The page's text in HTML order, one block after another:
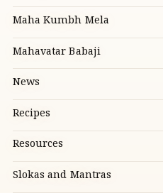
Maha Kumbh Mela
Mahavatar Babaji
News
Recipes
Resources
Slokas and Mantras